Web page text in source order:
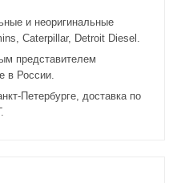
и неоригинальные
Caterpillar, Detroit Diesel.
представителем
в России.
Петербурге, доставка по